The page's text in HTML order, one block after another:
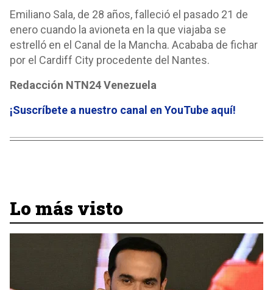
Emiliano Sala, de 28 años, falleció el pasado 21 de
enero cuando la avioneta en la que viajaba se
estrelló en el Canal de la Mancha. Acababa de fichar
por el Cardiff City procedente del Nantes.
Redacción NTN24 Venezuela
¡Suscríbete a nuestro canal en YouTube aquí!
Lo más visto